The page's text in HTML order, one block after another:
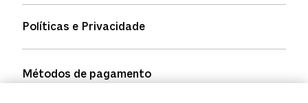
Status de pedidos
Política de garantia
FAQs
Políticas e Privacidade
Política de devolução
Métodos de pagamento